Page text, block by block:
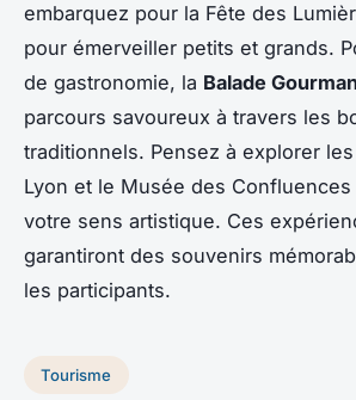
embarquez pour la Fête des
pour émerveiller petits et grands.
de gastronomie, la Balade
parcours savoureux à travers les
traditionnels. Pensez à explorer
Lyon et le Musée des
votre sens artistique. Ces
garantiront des souvenirs
les participants.
Tourisme